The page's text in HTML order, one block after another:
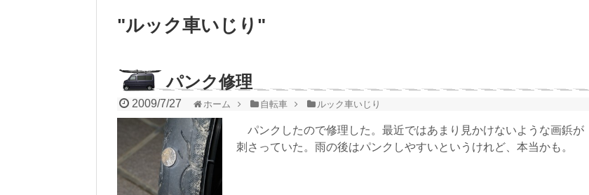
"ルック車いじり "
パンク修理
2009/7/27 ホーム 自転車 ルック車いじり
パンクしたので修理した。最近ではあまり見かけないような画鋲が
刺さっていた。雨の後はパンクしやすいというけれど、本当かも。